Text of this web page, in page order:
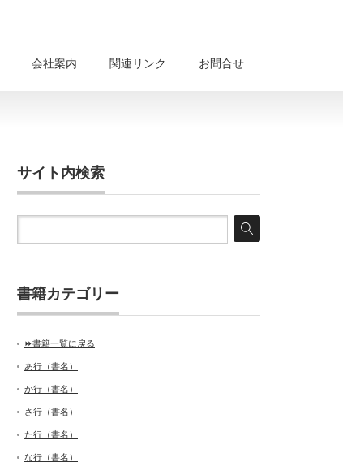
会社案内 関連リンク お問合せ
サイト内検索
書籍カテゴリー
⏩書籍一覧に戻る
あ行（書名）
か行（書名）
さ行（書名）
た行（書名）
な行（書名）